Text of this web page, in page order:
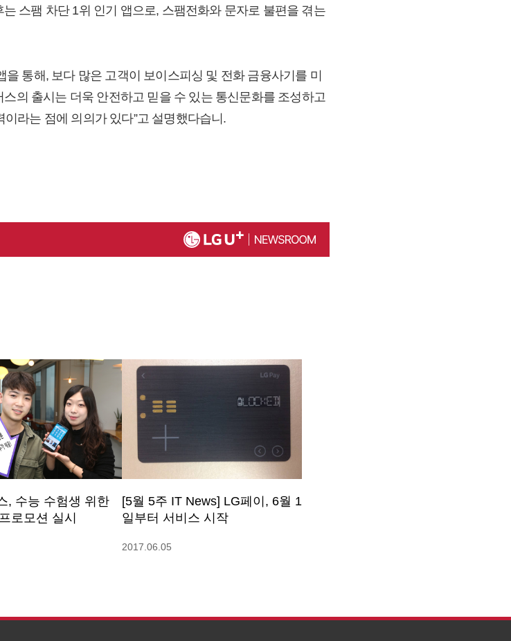
스팸 차단 1위 인기 앱으로, 스팸전화와 문자로 불편을 겪는
통해, 보다 많은 고객이 보이스피싱 및 전화 금융사기를 미
스의 출시는 더욱 안전하고 믿을 수 있는 통신문화를 조성하고
라는 점에 의의가 있다”고 설명했다습니.
, 수능 수험생 위한
로모션 실시
[5월 5주 IT News] LG페이, 6월 1
일부터 서비스 시작
2017.06.05